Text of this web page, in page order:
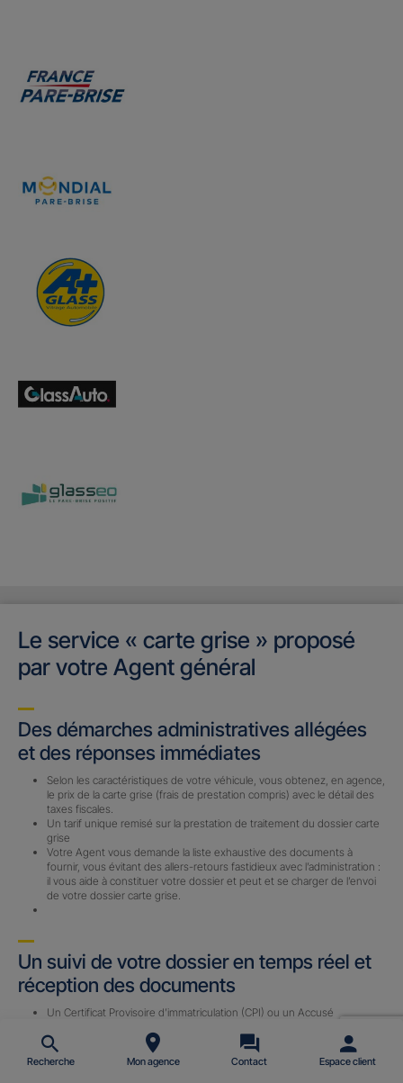
Le service « carte grise » proposé
par votre Agent général
Des démarches administratives allégées
et des réponses immédiates
Selon les caractéristiques de votre véhicule, vous obtenez, en agence,
le prix de la carte grise (frais de prestation compris) avec le détail des
taxes fiscales.
Un tarif unique remisé sur la prestation de traitement du dossier carte
grise
Votre Agent vous demande la liste exhaustive des documents à
fournir, vous évitant des allers-retours fastidieux avec l’administration :
il vous aide à constituer votre dossier et peut et se charger de l’envoi
de votre dossier carte grise.
Un suivi de votre dossier en temps réel et
réception des documents
Un Certificat Provisoire d’immatriculation (CPI) ou un Accusé
envoyé par email (sous 24 h) avec le n° d’immatriculation définitif une
fois le dossier complet reçu par notre prestataire.
Recherche Mon agence Contact Espace client